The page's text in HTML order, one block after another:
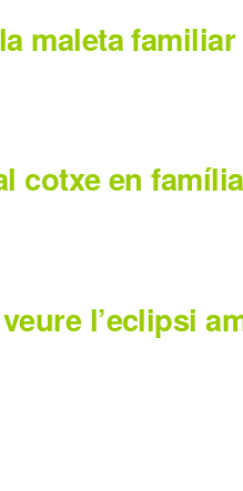
maleta
cotxe en
l’eclipsi